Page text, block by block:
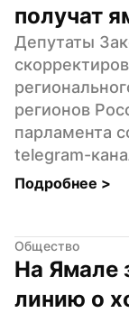
получат
Депутаты
регионов
парламента
telegram-
Подробнее >
Общество
На Ямале
линию о